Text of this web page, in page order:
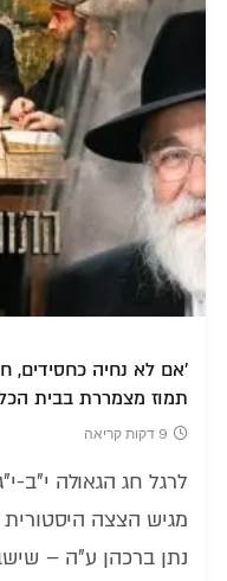
'אם לא נחיה כחסידים,
תמוז מצמררת בבית
9 דקות קריאה
לרגל חג הגאולה י"ב-
מגיש הצצה היסטורית
נתן ברכהן ע"ה –